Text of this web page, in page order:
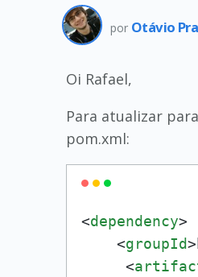
por Otávio
Oi Rafael,
Para atualizar
pom.xml:
<dependency>
<groupId>
<